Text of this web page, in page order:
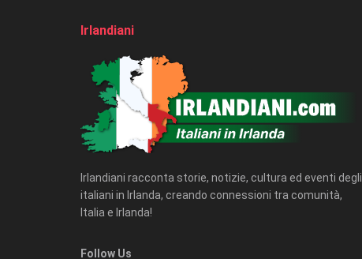
Irlandiani
Irlandiani racconta storie, notizie, cultura ed eventi degli
italiani in Irlanda, creando connessioni tra comunità,
Italia e Irlanda!
Follow Us